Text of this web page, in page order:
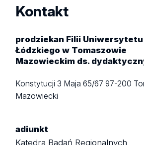
Kontakt
prodziekan Filii Uniwersytetu
Łódzkiego w Tomaszowie
Mazowieckim ds.
Konstytucji 3 Maja 65/6797-200
Mazowiecki
adiunkt
Katedra Badań Regionalnych